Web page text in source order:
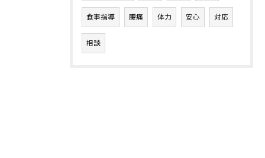
食事指導 腰痛 体力 安心 対応
相談